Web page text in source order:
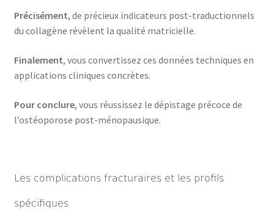
Précisément, de précieux indicateurs post-traductionnels
du collagène révèlent la qualité matricielle.
Finalement, vous convertissez ces données techniques en
applications cliniques concrètes.
Pour conclure, vous réussissez le dépistage précoce de
l’ostéoporose post-ménopausique.
Les complications fracturaires et les profils
spécifiques